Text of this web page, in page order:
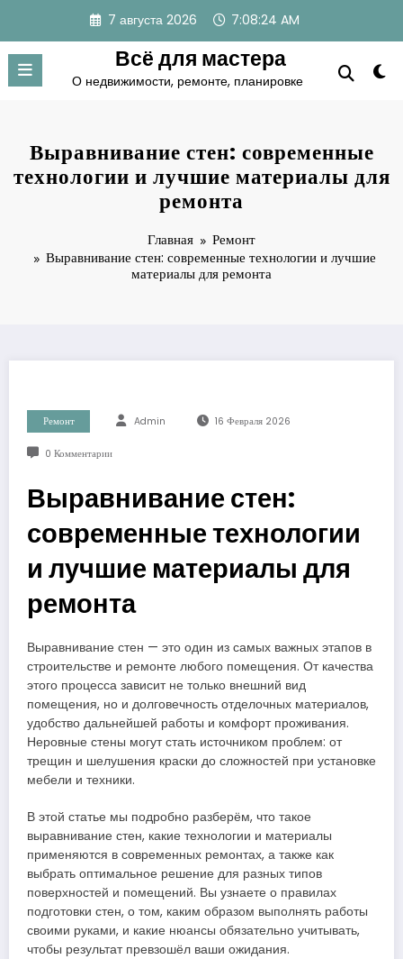
содержимому
7 августа 2026 7:08:24 AM
Всё для мастера
О недвижимости, ремонте, планировке
Выравнивание стен: современные
технологии и лучшие материалы для
ремонта
Главная
Ремонт
Выравнивание стен: современные технологии и лучшие
материалы для ремонта
Ремонт Admin 16 Февраля 2026
0 Комментарии
Выравнивание стен:
современные технологии
и лучшие материалы для
ремонта
Выравнивание стен — это один из самых важных этапов в
строительстве и ремонте любого помещения. От качества
этого процесса зависит не только внешний вид
помещения, но и долговечность отделочных материалов,
удобство дальнейшей работы и комфорт проживания.
Неровные стены могут стать источником проблем: от
трещин и шелушения краски до сложностей при установке
мебели и техники.
В этой статье мы подробно разберём, что такое
выравнивание стен, какие технологии и материалы
применяются в современных ремонтах, а также как
выбрать оптимальное решение для разных типов
поверхностей и помещений. Вы узнаете о правилах
подготовки стен, о том, каким образом выполнять работы
своими руками, и какие нюансы обязательно учитывать,
чтобы результат превзошёл ваши ожидания.